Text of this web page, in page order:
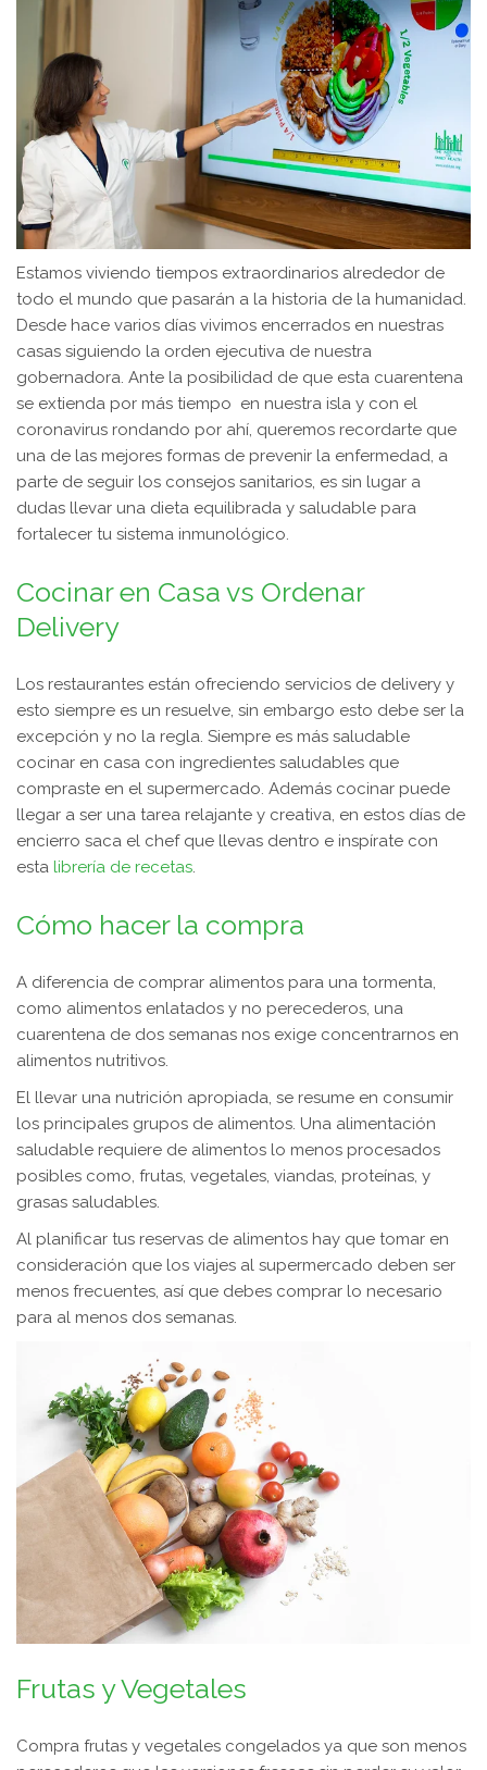
Estamos viviendo tiempos extraordinarios alrededor de
todo el mundo que pasarán a la historia de la humanidad.
Desde hace varios días vivimos encerrados en nuestras
casas siguiendo la orden ejecutiva de nuestra
gobernadora. Ante la posibilidad de que esta cuarentena
se extienda por más tiempo en nuestra isla y con el
coronavirus rondando por ahí, queremos recordarte que
una de las mejores formas de prevenir la enfermedad, a
parte de seguir los consejos sanitarios, es sin lugar a
dudas llevar una dieta equilibrada y saludable para
fortalecer tu sistema inmunológico.
Cocinar en Casa vs Ordenar
Delivery
Los restaurantes están ofreciendo servicios de delivery y
esto siempre es un resuelve, sin embargo esto debe ser la
excepción y no la regla. Siempre es más saludable
cocinar en casa con ingredientes saludables que
compraste en el supermercado. Además cocinar puede
llegar a ser una tarea relajante y creativa, en estos días de
encierro saca el chef que llevas dentro e inspírate con
esta librería de recetas.
Cómo hacer la compra
A diferencia de comprar alimentos para una tormenta,
como alimentos enlatados y no perecederos, una
cuarentena de dos semanas nos exige concentrarnos en
alimentos nutritivos.
El llevar una nutrición apropiada, se resume en consumir
los principales grupos de alimentos. Una alimentación
saludable requiere de alimentos lo menos procesados
posibles como, frutas, vegetales, viandas, proteínas, y
grasas saludables.
Al planificar tus reservas de alimentos hay que tomar en
consideración que los viajes al supermercado deben ser
menos frecuentes, así que debes comprar lo necesario
para al menos dos semanas.
Frutas y Vegetales
Compra frutas y vegetales congelados ya que son menos